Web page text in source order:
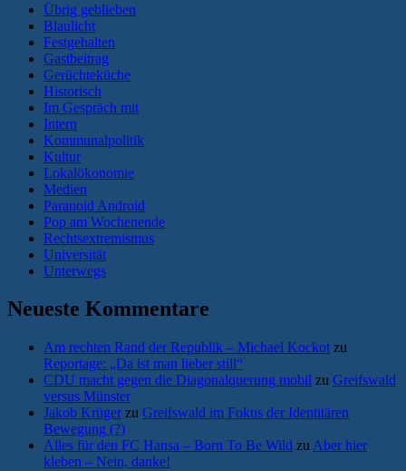
Übrig geblieben
Blaulicht
Festgehalten
Gastbeitrag
Gerüchteküche
Historisch
Im Gespräch mit
Intern
Kommunalpolitik
Kultur
Lokalökonomie
Medien
Paranoid Android
Pop am Wochenende
Rechtsextremismus
Universität
Unterwegs
Neueste Kommentare
Am rechten Rand der Republik – Michael Kockot zu
Reportage: „Da ist man lieber still“
CDU macht gegen die Diagonalquerung mobil zu Greifswald
versus Münster
Jakob Krüger zu Greifswald im Fokus der Identitären
Bewegung (?)
Alles für den FC Hansa – Born To Be Wild zu Aber hier
kleben – Nein, danke!